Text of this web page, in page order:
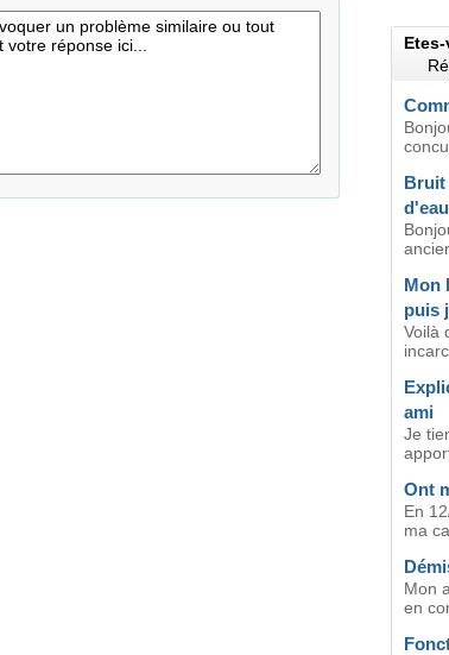
Bruit
Mon
puis
Voilà
ami
Je
Ont
En
ma
Mon
en